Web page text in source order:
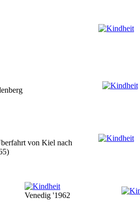
von Kiel nach
Venedig '1962